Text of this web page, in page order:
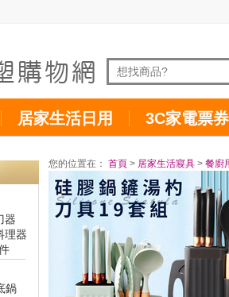
居家生活日用 3C家電票券
器
理器
鍋
您的位置在： 首頁 > 居家生活寢具 > 餐廚